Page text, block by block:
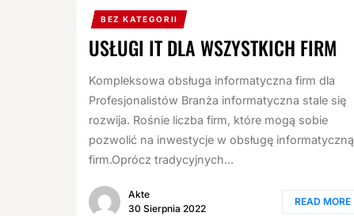
BEZ KATEGORII
USŁUGI IT DLA WSZYSTKICH FIRM
Kompleksowa obsługa informatyczna firm dla
Profesjonalistów Branża informatyczna stale się
rozwija. Rośnie liczba firm, które mogą sobie
pozwolić na inwestycje w obsługę informatyczną
firm.Oprócz tradycyjnych...
Akte
30 Sierpnia 2022
READ MORE